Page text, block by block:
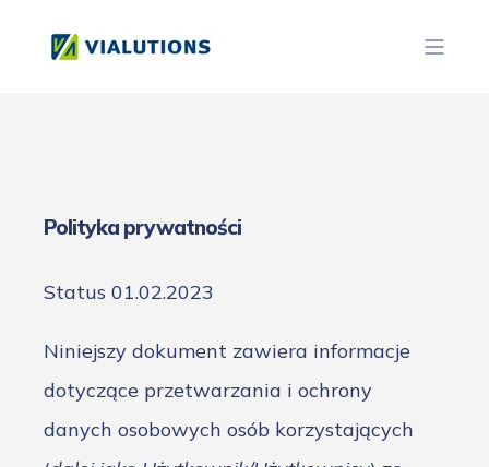
Polityka prywatności
Status 01.02.2023
Niniejszy dokument zawiera informacje
dotyczące przetwarzania i ochrony
danych osobowych osób korzystających